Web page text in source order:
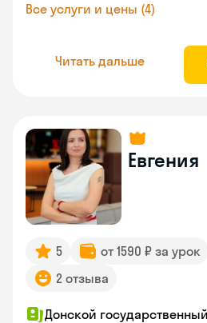
Все услуги и цены (4)
Читать дальше
Евгения
5 от 1590 ₽ за урок
2 отзыва
Донской